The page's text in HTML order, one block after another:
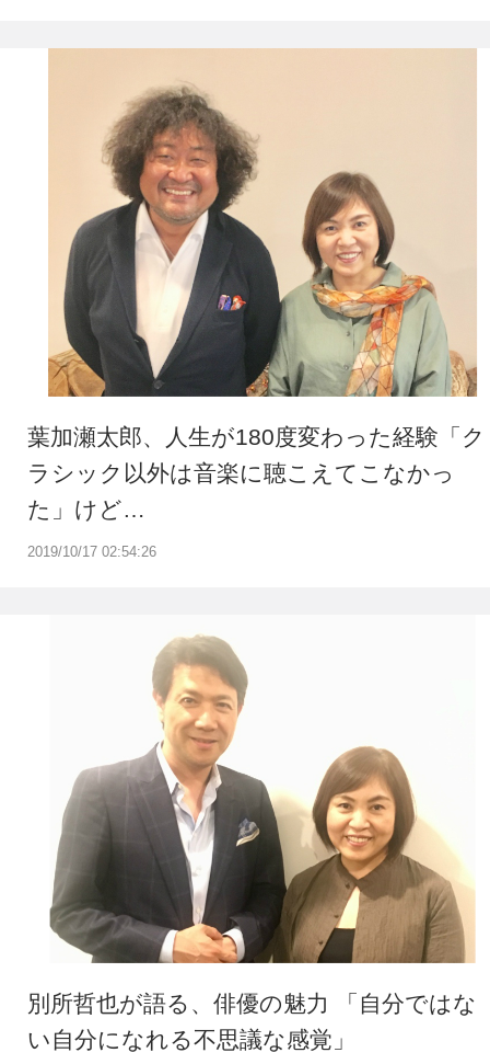
2019/10/17 02:54:26
葉加瀬太郎、人生が180度変わった経験「ク
ラシック以外は音楽に聴こえてこなかっ
た」けど…
別所哲也が語る、俳優の魅力 「自分ではな
い自分になれる不思議な感覚」